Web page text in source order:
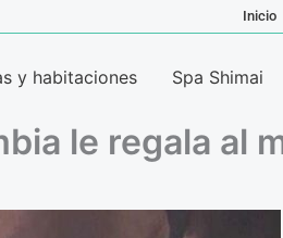
Inicio
y habitaciones Spa Shimai
le regala al